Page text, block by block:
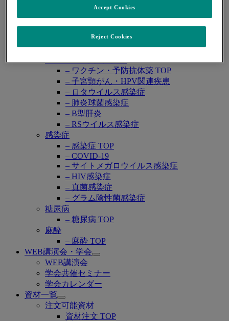
– 消化器癌
肺高血圧症
– 肺高血圧症 TOP
– PAH（肺動脈性肺高血圧症）
– CTEPH （慢性血栓塞栓性肺高血圧症）
– ワクチン・予防抗体薬 TOP
– 子宮頸がん・HPV関連疾患
– ロタウイルス感染症
– 肺炎球菌感染症
– B型肝炎
– RSウイルス感染症
感染症
– 感染症 TOP
– COVID-19
– サイトメガロウイルス感染症
– HIV感染症
– 真菌感染症
– グラム陰性菌感染症
糖尿病
– 糖尿病 TOP
麻酔
– 麻酔 TOP
WEB講演会・学会
Open
WEB講演会
学会共催セミナー
学会カレンダー
資材一覧
Open
submenu
注文可能資材
資材注文 TOP
Reject Cookies
Accept Cookies